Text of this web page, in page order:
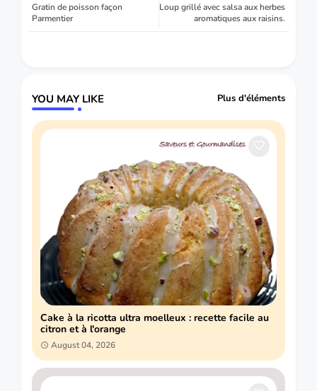
Loup grillé avec salsa aux herbes
aromatiques aux raisins.
Gratin de poisson façon
Parmentier
YOU MAY LIKE Plus d'éléments
Cake à la ricotta ultra moelleux : recette facile au
citron et à l'orange
August 04, 2026